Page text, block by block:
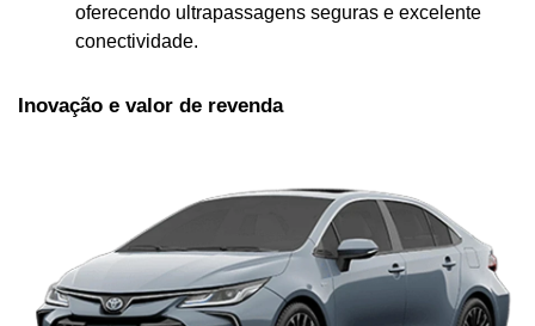
oferecendo ultrapassagens seguras e excelente
conectividade.
Inovação e valor de revenda